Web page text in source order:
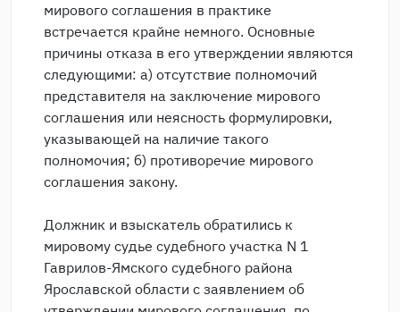
мирового соглашения в практике
встречается крайне немного. Основные
причины отказа в его утверждении являются
следующими: а) отсутствие полномочий
представителя на заключение мирового
соглашения или неясность формулировки,
указывающей на наличие такого
полномочия; б) противоречие мирового
соглашения закону.
Должник и взыскатель обратились к
мировому судье судебного участка N 1
Гаврилов-Ямского судебного района
Ярославской области с заявлением об